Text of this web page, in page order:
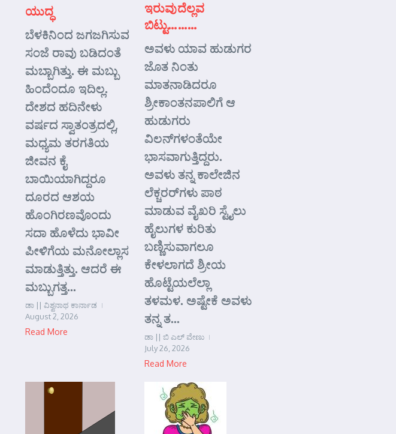
ಯುದ್ಧ
ಬೆಳಕಿನಿಂದ ಜಗಜಗಿಸುವ
ಸಂಜೆ ರಾವು ಬಡಿದಂತೆ
ಮಬ್ಬಾಗಿತ್ತು. ಈ ಮಬ್ಬು
ಹಿಂದೆಂದೂ ಇದಿಲ್ಲ.
ದೇಶದ ಹದಿನೇಳು
ವರ್ಷದ ಸ್ವಾತಂತ್ರದಲ್ಲಿ,
ಮಧ್ಯಮ ತರಗತಿಯ
ಜೀವನ ಕೈ
ಬಾಯಿಯಾಗಿದ್ದರೂ
ದೂರದ ಆಶಯ
ಹೊಂಗಿರಣವೊಂದು
ಸದಾ ಹೊಳೆದು ಭಾವೀ
ಪೀಳಿಗೆಯ ಮನೋಲ್ಲಾಸ
ಮಾಡುತ್ತಿತ್ತು. ಆದರೆ ಈ
ಮಬ್ಬುಗತ್ತ...
ಡಾ || ವಿಶ್ವನಾಥ ಕಾರ್ನಾಡ
August 2, 2026
Read More
ಇರುವುದೆಲ್ಲವ
ಬಿಟ್ಟು………
ಅವಳು ಯಾವ ಹುಡುಗರ
ಜೊತ ನಿಂತು
ಮಾತನಾಡಿದರೂ
ಶ್ರೀಕಾಂತನಪಾಲಿಗೆ ಆ
ಹುಡುಗರು
ವಿಲನ್‌ಗಳಂತೆಯೇ
ಭಾಸವಾಗುತ್ತಿದ್ದರು.
ಅವಳು ತನ್ನ ಕಾಲೇಜಿನ
ಲೆಕ್ಚರರ್‌ಗಳು ಪಾಠ
ಮಾಡುವ ವೈಖರಿ ಸ್ಟೈಲು
ಹೈಲುಗಳ ಕುರಿತು
ಬಣ್ಣಿಸುವಾಗಲೂ
ಕೇಳಲಾಗದೆ ಶ್ರೀಯ
ಹೊಟ್ಟೆಯಲೆಲ್ಲಾ
ತಳಮಳ. ಅಷ್ಟೇಕೆ ಅವಳು
ತನ್ನ ತ...
ಡಾ || ಬಿ ಎಲ್ ವೇಣು
July 26, 2026
Read More